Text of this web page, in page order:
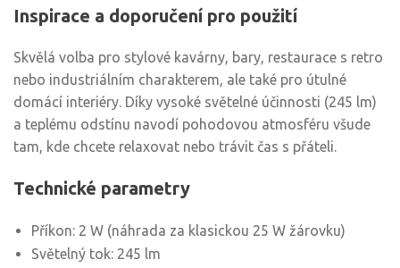
Inspirace a doporučení pro použití
Skvělá volba pro stylové kavárny, bary, restaurace s retro
nebo industriálním charakterem, ale také pro útulné
domácí interiéry. Díky vysoké světelné účinnosti (245 lm)
a teplému odstínu navodí pohodovou atmosféru všude
tam, kde chcete relaxovat nebo trávit čas s přáteli.
Technické parametry
Příkon: 2 W (náhrada za klasickou 25 W žárovku)
Světelný tok: 245 lm